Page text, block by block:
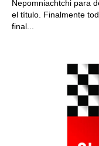
Nepomniachtchi para
el título. Finalmente
final...